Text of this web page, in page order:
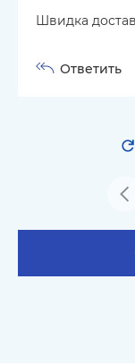
Швидка
Ответить